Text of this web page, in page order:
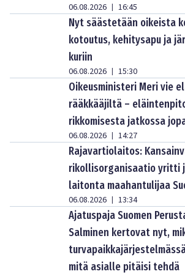
06.08.2026 | 16:45
Nyt säästetään oikeista
kotoutus, kehitysapu ja
kuriin
06.08.2026 | 15:30
Oikeusministeri Meri vie
rääkkääjiltä –
rikkomisesta jatkossa
06.08.2026 | 14:27
Rajavartiolaitos:
rikollisorganisaatio yritti
laitonta maahantulijaa
06.08.2026 | 13:34
Ajatuspaja Suomen
Salminen kertovat nyt,
mitä asialle pitäisi tehdä